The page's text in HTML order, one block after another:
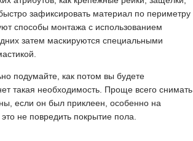
зафиксировать материал по периметру
способы монтажа с использованием
затем маскируются специальными
подумайте, как потом вы будете
такая необходимость. Проще всего снимать
если он был приклеен, особенно на
не повредить покрытие пола.